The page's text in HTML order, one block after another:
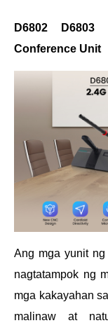
D6802 D6803
Conference Unit
Ang mga yunit
nagtatampok ng
mga kakayahan
malinaw at